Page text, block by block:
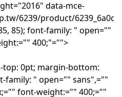
data-mce-
6239/product/
85); font-family: " open=""
400;"="">
0pt; margin-bottom:
family: " open="" sans",=""
font-weight:="" 400;=""